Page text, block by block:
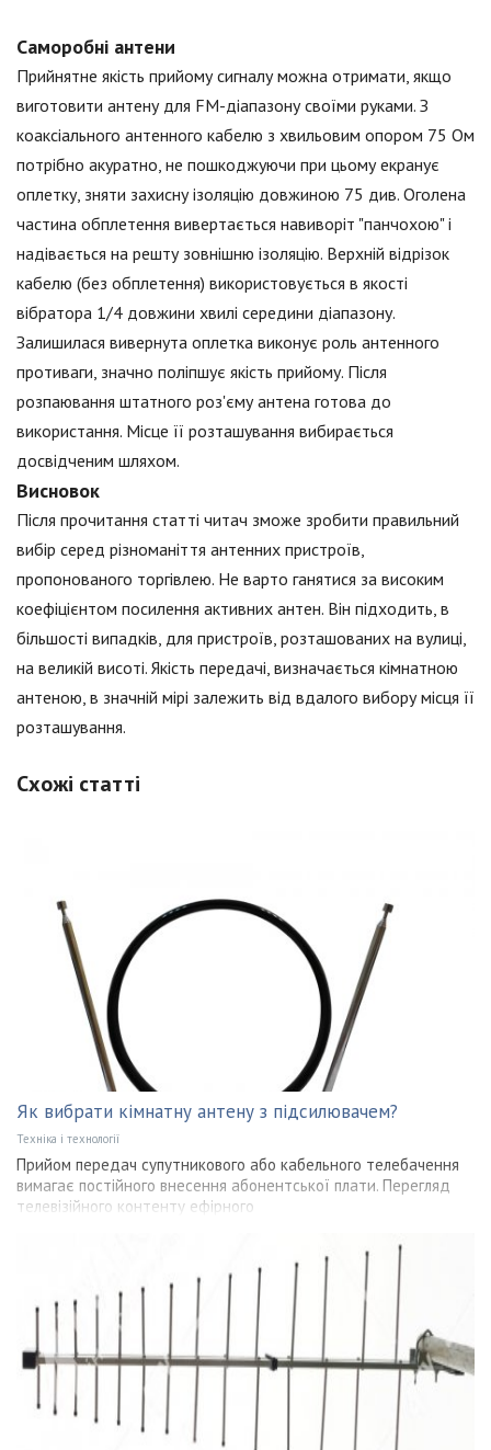
Саморобні антени
Прийнятне якість прийому сигналу можна отримати, якщо
виготовити антену для FM-діапазону своїми руками. З
коаксіального антенного кабелю з хвильовим опором 75 Ом
потрібно акуратно, не пошкоджуючи при цьому екранує
оплетку, зняти захисну ізоляцію довжиною 75 див. Оголена
частина обплетення вивертається навиворіт "панчохою" і
надівається на решту зовнішню ізоляцію. Верхній відрізок
кабелю (без обплетення) використовується в якості
вібратора 1/4 довжини хвилі середини діапазону.
Залишилася вивернута оплетка виконує роль антенного
противаги, значно поліпшує якість прийому. Після
розпаювання штатного роз'єму антена готова до
використання. Місце її розташування вибирається
досвідченим шляхом.
Висновок
Після прочитання статті читач зможе зробити правильний
вибір серед різноманіття антенних пристроїв,
пропонованого торгівлею. Не варто ганятися за високим
коефіцієнтом посилення активних антен. Він підходить, в
більшості випадків, для пристроїв, розташованих на вулиці,
на великій висоті. Якість передачі, визначається кімнатною
антеною, в значній мірі залежить від вдалого вибору місця її
розташування.
Схожі статті
Як вибрати кімнатну антену з підсилювачем?
Техніка і технології
Прийом передач супутникового або кабельного телебачення
вимагає постійного внесення абонентської плати. Перегляд
телевізійного контенту ефірного